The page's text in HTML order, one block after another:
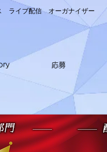
ライブ配信オーガナイザー
応募